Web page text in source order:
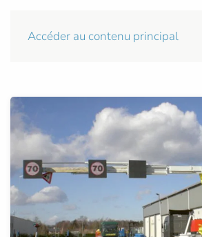
Accéder au contenu principal